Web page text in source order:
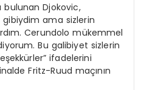
bulunan Djokovic,
ama sizlerin
Cerundolo mükemmel
Bu galibiyet sizlerin
ifadelerini
Fritz-Ruud maçının